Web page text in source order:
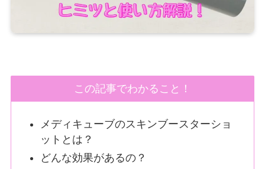
この記事でわかること！
メディキューブのスキンブースターショ
ットとは？
どんな効果があるの？